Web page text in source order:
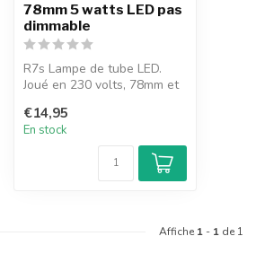
78mm 5 watts LED pas
dimmable
R7s Lampe de tube LED.
Joué en 230 volts, 78mm et
dim...
€14,95
En stock
Affiche 1 - 1 de 1